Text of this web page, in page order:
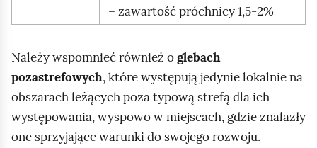
– zawartość próchnicy 1,5‑2%
Należy wspomnieć również oglebach
pozastrefowych, które występują jedynie lokalnie na
obszarach leżących poza typową strefą dla ich
występowania, wyspowo w miejscach, gdzie znalazły
one sprzyjające warunki do swojego rozwoju.